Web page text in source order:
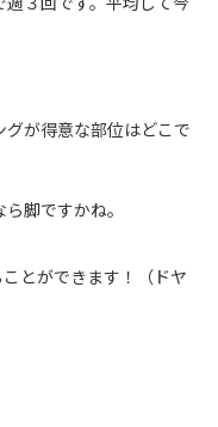
が得意な部位はどこで
脚ですかね。
とができます！（ドヤ